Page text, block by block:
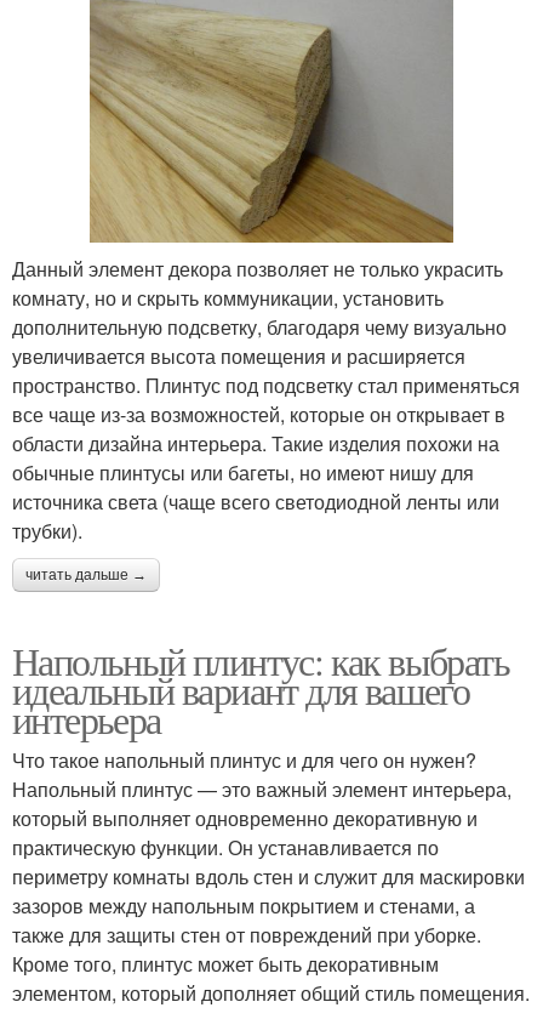
Данный элемент декора позволяет не только украсить
комнату, но и скрыть коммуникации, установить
дополнительную подсветку, благодаря чему визуально
увеличивается высота помещения и расширяется
пространство. Плинтус под подсветку стал применяться
все чаще из-за возможностей, которые он открывает в
области дизайна интерьера. Такие изделия похожи на
обычные плинтусы или багеты, но имеют нишу для
источника света (чаще всего светодиодной ленты или
трубки).
читать дальше →
Напольный плинтус: как выбрать
идеальный вариант для вашего
интерьера
Что такое напольный плинтус и для чего он нужен?
Напольный плинтус — это важный элемент интерьера,
который выполняет одновременно декоративную и
практическую функции. Он устанавливается по
периметру комнаты вдоль стен и служит для маскировки
зазоров между напольным покрытием и стенами, а
также для защиты стен от повреждений при уборке.
Кроме того, плинтус может быть декоративным
элементом, который дополняет общий стиль помещения.